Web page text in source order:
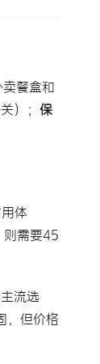
卖餐盒和
）； 保
体
则需要45
流选
，但价格